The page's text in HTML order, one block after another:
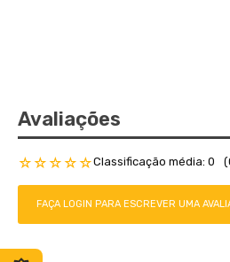
Avaliações
☆ ☆ ☆ ☆ ☆Classificação média: 0
FAÇA LOGIN PARA ESCREVER UMA